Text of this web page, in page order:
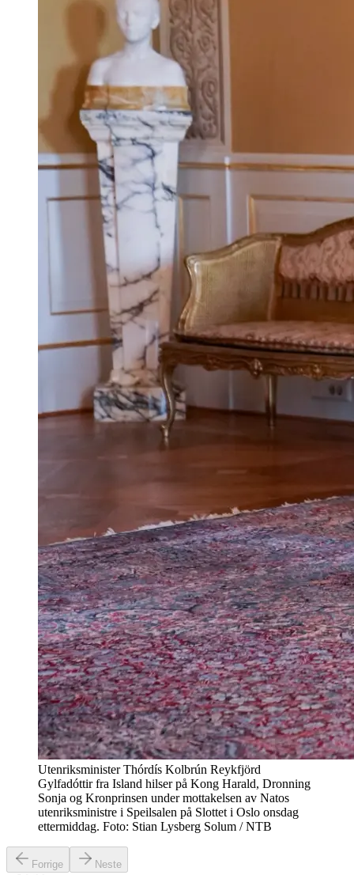
Utenriksminister Thórdís Kolbrún Reykfjörd
Gylfadóttir fra Island hilser på Kong Harald, Dronning
Sonja og Kronprinsen under mottakelsen av Natos
utenriksministre i Speilsalen på Slottet i Oslo onsdag
ettermiddag. Foto: Stian Lysberg Solum / NTB
Forrige Neste